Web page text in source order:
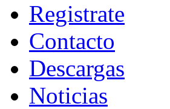
Registrate
Contacto
Descargas
Noticias